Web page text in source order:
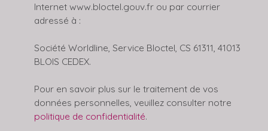
Internet www.bloctel.gouv.fr ou par courrier
adressé à :
Société Worldline, Service Bloctel, CS 61311, 41013
BLOIS CEDEX.
Pour en savoir plus sur le traitement de vos
données personnelles, veuillez consulter notre
politique de confidentialité.